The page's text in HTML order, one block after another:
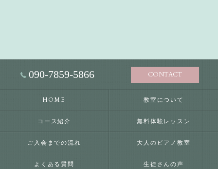
090-7859-5866 CONTACT
HOME 教室について
コース紹介 無料体験レッスン
ご入会までの流れ 大人のピアノ教室
よくある質問 生徒さんの声